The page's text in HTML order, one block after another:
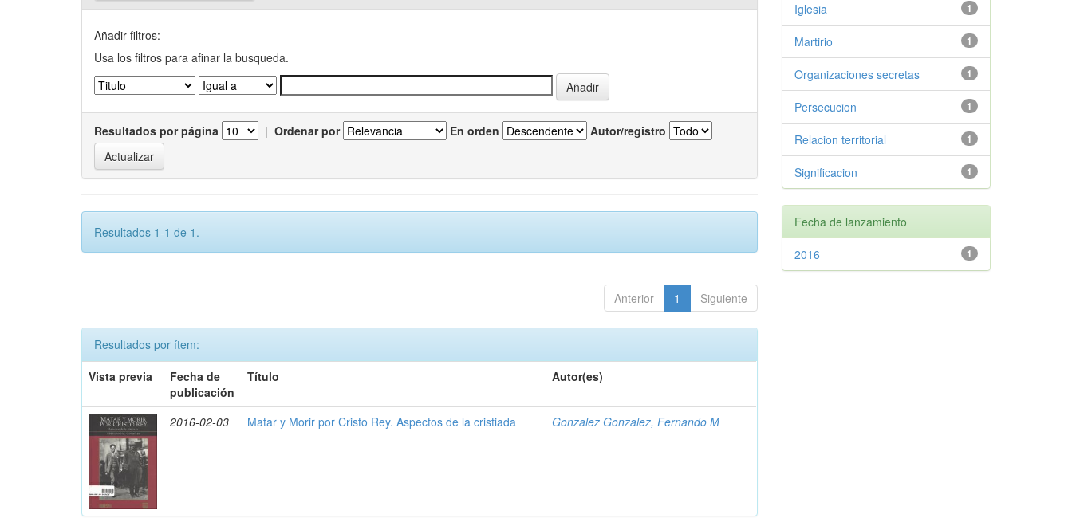
Añadir filtros:
Usa los filtros para afinar la busqueda.
Resultados por página | Ordenar por En orden Autor/registro
Resultados 1-1 de 1.
Anterior 1 Siguiente
Resultados por ítem:
Vista previa
Fecha de
publicación
Título Autor(es)
2016-02-03 Matar y Morir por Cristo Rey. Aspectos de la cristiada Gonzalez Gonzalez, Fernando M
1
Iglesia
1
Martirio
1
Organizaciones secretas
1
Persecucion
1
Relacion territorial
1
Significacion
Fecha de lanzamiento
1
2016